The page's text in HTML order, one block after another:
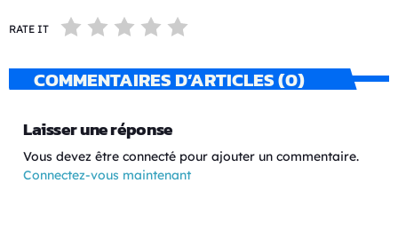
RATE IT
COMMENTAIRES D’ARTICLES (0)
Laisser une réponse
Vous devez être connecté pour ajouter un commentaire.
Connectez-vous maintenant